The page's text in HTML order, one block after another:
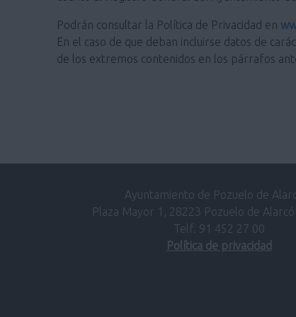
Podrán consultar la Política de Privacidad en
En el caso de que deban incluirse datos de
de los extremos contenidos en los párrafos
Ayuntamiento de Pozuelo de
Plaza Mayor 1, 28223 Pozuelo de
Telf. 91 452 27 00
Política de privacidad